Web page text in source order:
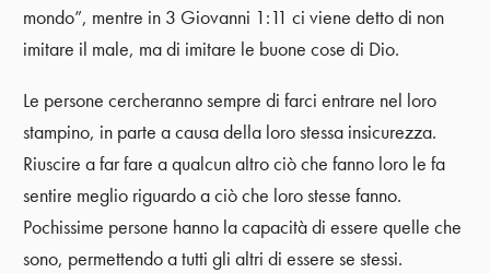
mondo”, mentre in 3 Giovanni 1:11 ci viene detto di non
imitare il male, ma di imitare le buone cose di Dio.
Le persone cercheranno sempre di farci entrare nel loro
stampino, in parte a causa della loro stessa insicurezza.
Riuscire a far fare a qualcun altro ciò che fanno loro le fa
sentire meglio riguardo a ciò che loro stesse fanno.
Pochissime persone hanno la capacità di essere quelle che
sono, permettendo a tutti gli altri di essere se stessi.